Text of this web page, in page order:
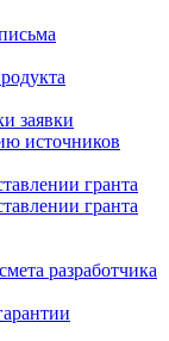
заявки
источников
гранта
гранта
разработчика